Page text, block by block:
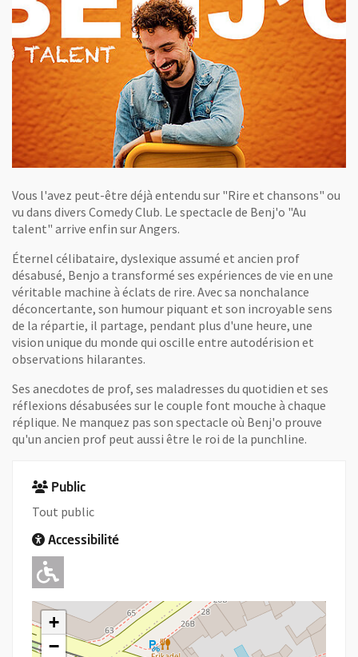
Vous l'avez peut-être déjà entendu sur "Rire et chansons" ou
vu dans divers Comedy Club. Le spectacle de Benj'o "Au
talent" arrive enfin sur Angers.
Éternel célibataire, dyslexique assumé et ancien prof
désabusé, Benjo a transformé ses expériences de vie en une
véritable machine à éclats de rire. Avec sa nonchalance
déconcertante, son humour piquant et son incroyable sens
de la répartie, il partage, pendant plus d'une heure, une
vision unique du monde qui oscille entre autodérision et
observations hilarantes.
Ses anecdotes de prof, ses maladresses du quotidien et ses
réflexions désabusées sur le couple font mouche à chaque
réplique. Ne manquez pas son spectacle où Benj'o prouve
qu'un ancien prof peut aussi être le roi de la punchline.
Public
Tout public
Accessibilité
Adapté pour l'handicap Moteur
+
−